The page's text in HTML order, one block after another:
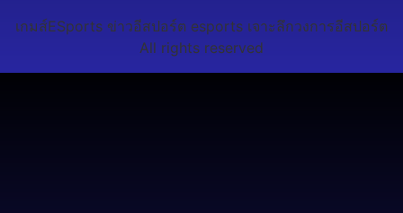
เกมส์ESports ข่าวอีสปอร์ต esports เจาะลึกวงการอีสปอร์ต
All rights reserved